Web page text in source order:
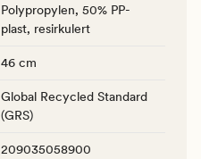
Polypropylen, 50% PP-
plast, resirkulert
46 cm
Global Recycled Standard
(GRS)
209035058900